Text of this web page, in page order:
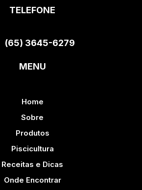
TELEFONE
(65) 3645-6279
MENU
Home
Sobre
Produtos
Piscicultura
Receitas e Dicas
Onde Encontrar